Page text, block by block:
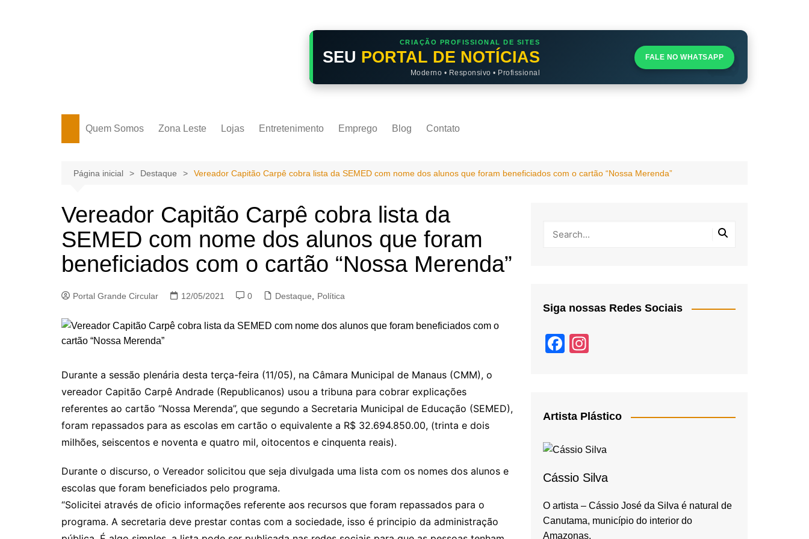
CRIAÇÃO PROFISSIONAL DE SITES
SEU PORTAL DE NOTÍCIAS
Moderno • Responsivo • Profissional
FALE NO WHATSAPP
Quem Somos Zona Leste Lojas Entretenimento Emprego Blog Contato
Página inicial Destaque Vereador Capitão Carpê cobra lista da SEMED com nome dos alunos que foram beneficiados com o cartão “Nossa Merenda”
Vereador Capitão Carpê cobra lista da
SEMED com nome dos alunos que foram
beneficiados com o cartão “Nossa Merenda”
Portal Grande Circular 12/05/2021 0 Destaque Política
Durante a sessão plenária desta terça-feira (11/05), na Câmara Municipal de Manaus (CMM), o
vereador Capitão Carpê Andrade (Republicanos) usou a tribuna para cobrar explicações
referentes ao cartão “Nossa Merenda”, que segundo a Secretaria Municipal de Educação (SEMED),
foram repassados para as escolas em cartão o equivalente a R$ 32.694.850.00, (trinta e dois
milhões, seiscentos e noventa e quatro mil, oitocentos e cinquenta reais).
Durante o discurso, o Vereador solicitou que seja divulgada uma lista com os nomes dos alunos e
escolas que foram beneficiados pelo programa.
“Solicitei através de oficio informações referente aos recursos que foram repassados para o
programa. A secretaria deve prestar contas com a sociedade, isso é principio da administração
Siga nossas Redes Sociais
F
b
o
k
a
Artista Plástico
Cássio Silva
O artista – Cássio José da Silva é natural de
Canutama, município do interior do
Amazonas,